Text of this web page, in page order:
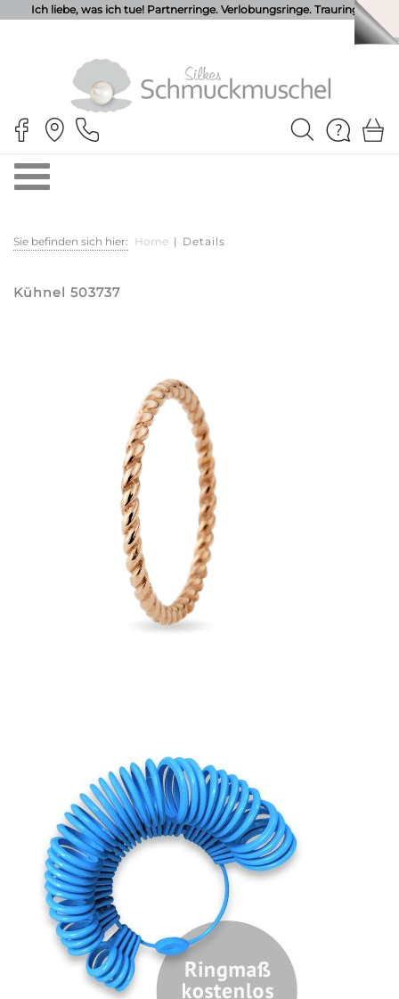
Ich liebe, was ich tue! Partnerringe. Verlobungsringe. Trauringe.
Sie befinden sich hier: Home | Details
Kühnel 503737